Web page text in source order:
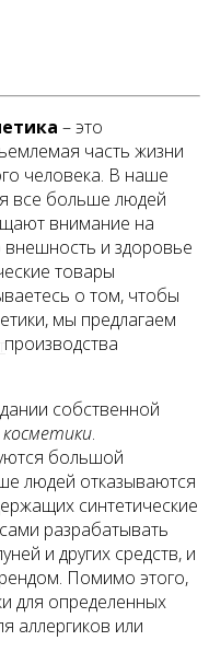
– это
часть жизни
человека. В наше
все больше людей
внимание на
и здоровье
товары
о том, чтобы
мы предлагаем
производства
собственной
косметики.
большой
людей отказываются
синтетические
разрабатывать
и других средств, и
Помимо этого,
для определенных
аллергиков или